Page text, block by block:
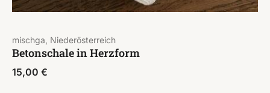
mischga, Niederösterreich
Betonschale in Herzform
15,00 €